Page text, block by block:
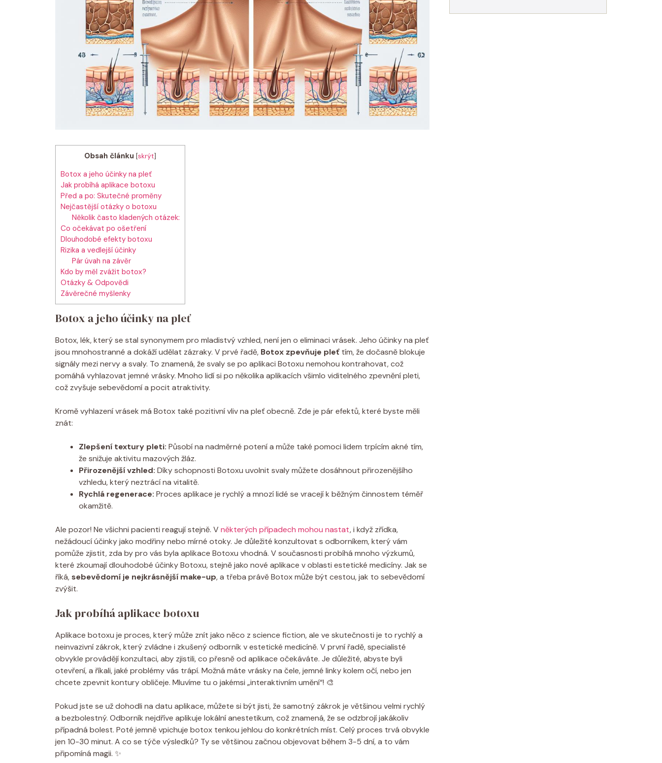
Obsah článku [skrýt]
Botox a jeho účinky na pleť
Jak probíhá aplikace botoxu
Před a po: Skutečné proměny
Nejčastější otázky o botoxu
Několik často kladených otázek:
Co očekávat po ošetření
Dlouhodobé efekty botoxu
Rizika a vedlejší účinky
Pár úvah na závěr
Kdo by měl zvážit botox?
Otázky & Odpovědi
Závěrečné myšlenky
Botox a jeho účinky na pleť
Botox, lék, který se stal synonymem pro mladistvý vzhled, není jen o eliminaci vrásek. Jeho účinky na pleť
jsou mnohostranné a dokáží udělat zázraky. V prvé řadě, Botox zpevňuje pleť tím, že dočasně blokuje
signály mezi nervy a svaly. To znamená, že svaly se po aplikaci Botoxu nemohou kontrahovat, což
pomáhá vyhlazovat jemné vrásky. Mnoho lidí si po několika aplikacích všimlo viditelného zpevnění pleti,
což zvyšuje sebevědomí a pocit atraktivity.
Kromě vyhlazení vrásek má Botox také pozitivní vliv na pleť obecně. Zde je pár efektů, které byste měli
znát:
Zlepšení textury pleti: Působí na nadměrné potení a může také pomoci lidem trpícím akné tím,
že snižuje aktivitu mazových žláz.
Přirozenější vzhled: Díky schopnosti Botoxu uvolnit svaly můžete dosáhnout přirozenějšího
vzhledu, který neztrácí na vitalitě.
Rychlá regenerace: Proces aplikace je rychlý a mnozí lidé se vracejí k běžným činnostem téměř
okamžitě.
Ale pozor! Ne všichni pacienti reagují stejně. Vněkterých případech mohou nastat, i když zřídka,
nežádoucí účinky jako modřiny nebo mírné otoky. Je důležité konzultovat s odborníkem, který vám
pomůže zjistit, zda by pro vás byla aplikace Botoxu vhodná. V současnosti probíhá mnoho výzkumů,
které zkoumají dlouhodobé účinky Botoxu, stejně jako nové aplikace v oblasti estetické medicíny. Jak se
říká, sebevědomí je nejkrásnější make-up, a třeba právě Botox může být cestou, jak to sebevědomí
zvýšit.
Jak probíhá aplikace botoxu
Aplikace botoxu je proces, který může znít jako něco z science fiction, ale ve skutečnosti je to rychlý a
neinvazivní zákrok, který zvládne i zkušený odborník v estetické medicíně. V první řadě, specialisté
obvykle provádějí konzultaci, aby zjistili, co přesně od aplikace očekáváte. Je důležité, abyste byli
otevření, a říkali, jaké problémy vás trápí. Možná máte vrásky na čele, jemné linky kolem očí, nebo jen
chcete zpevnit kontury obličeje. Mluvíme tu o jakémsi „interaktivním umění“! 🎨
Pokud jste se už dohodli na datu aplikace, můžete si být jisti, že samotný zákrok je většinou velmi rychlý
a bezbolestný. Odborník nejdříve aplikuje lokální anestetikum, což znamená, že se odzbrojí jakákoliv
případná bolest. Poté jemně vpichuje botox tenkou jehlou do konkrétních míst. Celý proces trvá obvykle
jen 10-30 minut. A co se týče výsledků? Ty se většinou začnou objevovat během 3-5 dní, a to vám
připomíná magii. ✨